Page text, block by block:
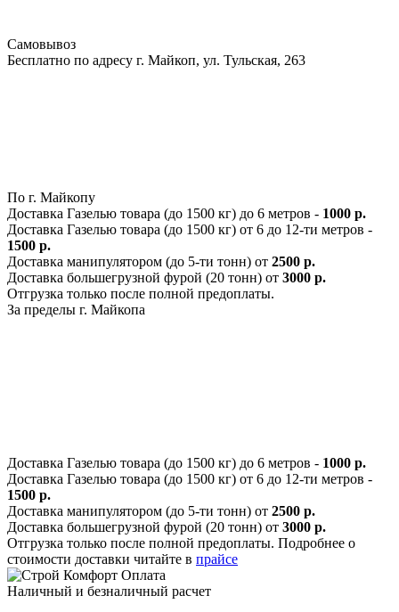
Самовывоз
Бесплатно по адресу г. Майкоп, ул. Тульская, 263
По г. Майкопу
Доставка Газелью товара (до 1500 кг) до 6 метров - 1000 р.
Доставка Газелью товара (до 1500 кг) от 6 до 12-ти метров -
1500 р.
Доставка манипулятором (до 5-ти тонн) от 2500 р.
Доставка большегрузной фурой (20 тонн) от 3000 р.
Отгрузка только после полной предоплаты.
За пределы г. Майкопа
Доставка Газелью товара (до 1500 кг) до 6 метров - 1000 р.
Доставка Газелью товара (до 1500 кг) от 6 до 12-ти метров -
1500 р.
Доставка манипулятором (до 5-ти тонн) от 2500 р.
Доставка большегрузной фурой (20 тонн) от 3000 р.
Отгрузка только после полной предоплаты. Подробнее о
стоимости доставки читайте в прайсе
Оплата
Наличный и безналичный расчет